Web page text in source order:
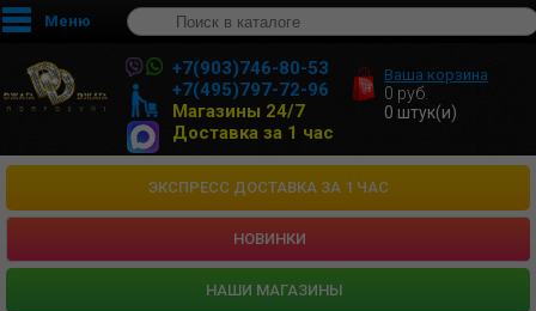
Меню
+7(903)746-80-53
+7(495)797-72-96
Магазины 24/7
Доставка за 1 час
Ваша корзина
0 руб.
0 штук(и)
ЭКСПРЕСС ДОСТАВКА ЗА 1 ЧАС
НОВИНКИ
HАШИ МАГАЗИНЫ